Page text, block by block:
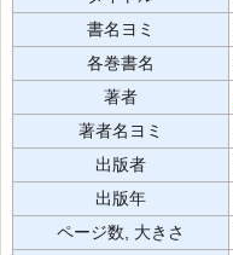
書名ヨミ
各巻書名
著者
著者名ヨミ
出版者
出版年
ページ数, 大きさ